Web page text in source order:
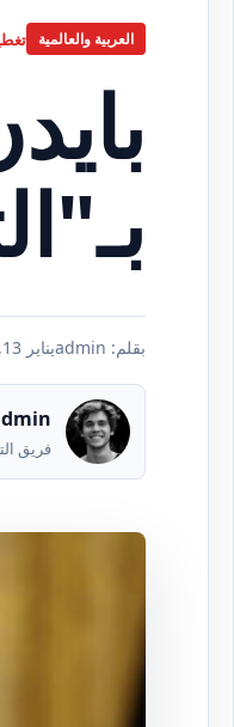
العربية والعالمية
بقلم: admin يناير 13, 2024
فريق